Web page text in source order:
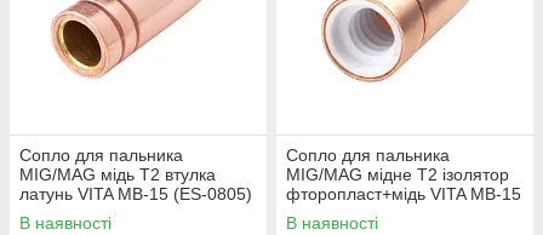
Сопло для пальника
MIG/MAG мідь Т2 втулка
латунь VITA MB-15 (ES-0805)
безрізьбове
В наявності
Сопло для пальника
MIG/MAG мідне Т2 ізолятор
фторопласт+мідь VITA MB-15
(ES-0009) різьбове
В наявності